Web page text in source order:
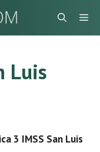
Luis
3 IMSS San Luis